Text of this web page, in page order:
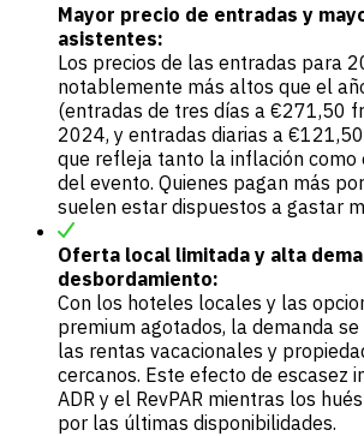
Mayor precio de entradas y
asistentes:
Los precios de las entradas para
notablemente más altos que el
(entradas de tres días a €271,50
2024, y entradas diarias a
que refleja tanto la inflación como
del evento. Quienes pagan más
suelen estar dispuestos a gastar
Oferta local limitada y alta
desbordamiento:
Con los hoteles locales y las
premium agotados, la demanda
las rentas vacacionales y
cercanos. Este efecto de escasez
ADR y el RevPAR mientras los
por las últimas disponibilidades.